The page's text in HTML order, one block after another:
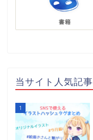
書籍
当サイト人気記事
1